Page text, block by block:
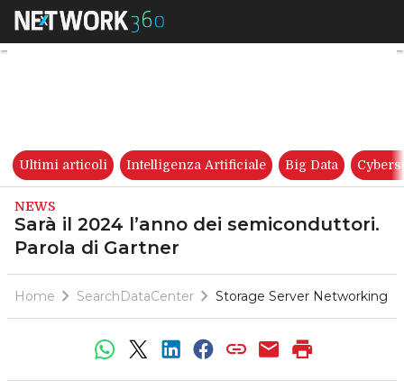
Sarà il 2024 l’anno dei
Ultimi articoli Intelligenza Artificiale Big Data
NEWS
Sarà il 2024 l’anno dei semiconduttori.
Parola di Gartner
Home SearchDataCenter Storage Server Networking